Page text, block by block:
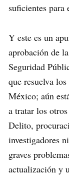
suficientes
Y este es un
aprobación de
Seguridad
que resuelva
México; aún
a tratar los
Delito,
investigadores
graves
actualización y